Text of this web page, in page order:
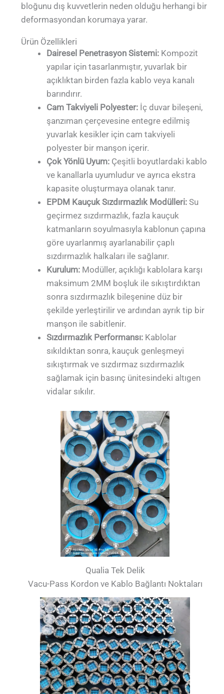
bloğunu dış kuvvetlerin neden olduğu herhangi bir
deformasyondan korumaya yarar.
Ürün Özellikleri
Dairesel Penetrasyon Sistemi: Kompozit
yapılar için tasarlanmıştır, yuvarlak bir
açıklıktan birden fazla kablo veya kanalı
barındırır.
Cam Takviyeli Polyester: İç duvar bileşeni,
şanzıman çerçevesine entegre edilmiş
yuvarlak kesikler için cam takviyeli
polyester bir manşon içerir.
Çok Yönlü Uyum: Çeşitli boyutlardaki kablo
ve kanallarla uyumludur ve ayrıca ekstra
kapasite oluşturmaya olanak tanır.
EPDM Kauçuk Sızdırmazlık Modülleri: Su
geçirmez sızdırmazlık, fazla kauçuk
katmanların soyulmasıyla kablonun çapına
göre uyarlanmış ayarlanabilir çaplı
sızdırmazlık halkaları ile sağlanır.
Kurulum: Modüller, açıklığı kablolara karşı
maksimum 2MM boşluk ile sıkıştırdıktan
sonra sızdırmazlık bileşenine düz bir
şekilde yerleştirilir ve ardından ayrık tip bir
manşon ile sabitlenir.
Sızdırmazlık Performansı: Kablolar
sıkıldıktan sonra, kauçuk genleşmeyi
sıkıştırmak ve sızdırmaz sızdırmazlık
sağlamak için basınç ünitesindeki altıgen
vidalar sıkılır.
Qualia Tek Delik
Vacu-Pass Kordon ve Kablo Bağlantı Noktaları